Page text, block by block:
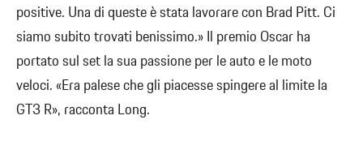
positive. Una di queste è stata lavorare con Brad Pitt. Ci
siamo subito trovati benissimo.» Il premio Oscar ha
portato sul set la sua passione per le auto e le moto
veloci. «Era palese che gli piacesse spingere al limite la
GT3 R», racconta Long.